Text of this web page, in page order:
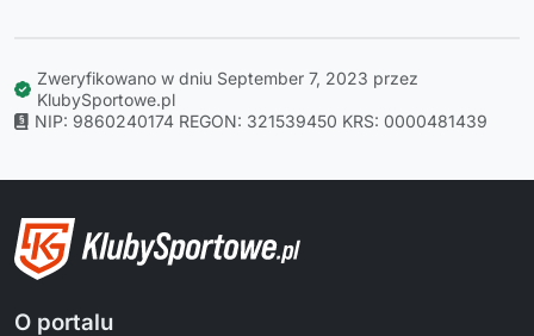
Zweryfikowano w dniu September 7, 2023 przez
KlubySportowe.pl
NIP: 9860240174 REGON: 321539450 KRS: 0000481439
O portalu